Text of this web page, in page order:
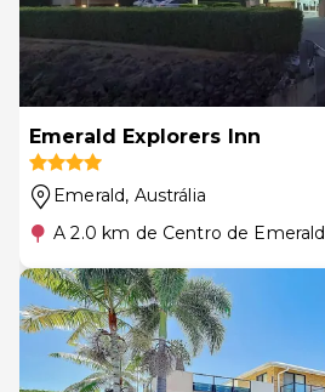
Emerald Explorers Inn
Emerald, Austrália
A 2.0 km de Centro de Emerald